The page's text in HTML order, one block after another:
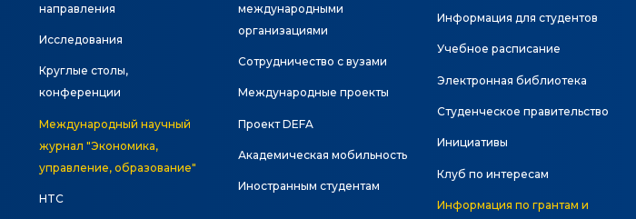
направления
Исследования
Круглые столы,
конференции
Международный научный
журнал "Экономика,
управление, образование"
HTC
международными
организациями
Сотрудничество с вузами
Международные проекты
Проект DEFA
Академическая мобильность
Иностранным студентам
Информация для студентов
Учебное расписание
Электронная библиотека
Студенческое правительство
Инициативы
Клуб по интересам
Информация по грантам и